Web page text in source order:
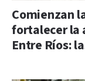
Comienzan
fortalecer la
Entre Ríos: